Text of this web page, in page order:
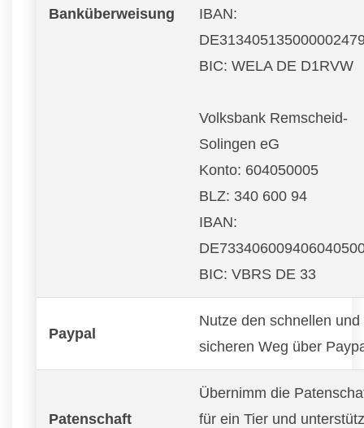
Banküberweisung
IBAN:
BIC: WELA DE D1RVW
Volksbank Remscheid-
Solingen eG
Konto: 604050005
BLZ: 340 600 94
IBAN:
BIC: VBRS DE 33
Paypal
Nutze den schnellen und
sicheren Weg über
Patenschaft
Übernimm die
für ein Tier und